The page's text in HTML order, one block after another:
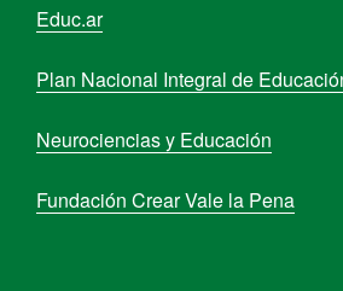
Educ.ar
Plan Nacional Integral de
Neurociencias y Educación
Fundación Crear Vale la Pena